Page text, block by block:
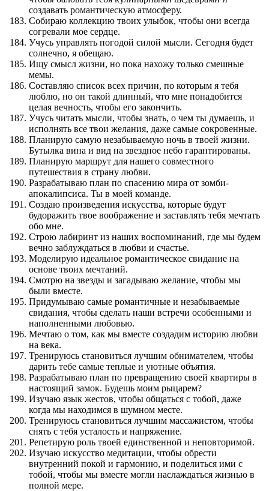
создавать романтическую атмосферу.
Собираю коллекцию твоих улыбок, чтобы они всегда
согревали мое сердце.
Учусь управлять погодой силой мысли. Сегодня будет
солнечно, я обещаю.
Ищу смысл жизни, но пока нахожу только смешные
мемы.
Составляю список всех причин, по которым я тебя
люблю, но он такой длинный, что мне понадобится
целая вечность, чтобы его закончить.
Учусь читать мысли, чтобы знать, о чем ты думаешь, и
исполнять все твои желания, даже самые сокровенные.
Планирую самую незабываемую ночь в твоей жизни.
Бутылка вина и вид на звездное небо гарантированы.
Планирую маршрут для нашего совместного
путешествия в страну любви.
Разрабатываю план по спасению мира от зомби-
апокалипсиса. Ты в моей команде.
Создаю произведения искусства, которые будут
будоражить твое воображение и заставлять тебя мечтать
обо мне.
Строю лабиринт из наших воспоминаний, где мы будем
вечно заблуждаться в любви и счастье.
Моделирую идеальное романтическое свидание на
основе твоих мечтаний.
Смотрю на звезды и загадываю желание, чтобы мы
были вместе.
Придумываю самые романтичные и незабываемые
свидания, чтобы сделать наши встречи особенными и
наполненными любовью.
Мечтаю о том, как мы вместе создадим историю любви
на века.
Тренируюсь становиться лучшим обнимателем, чтобы
дарить тебе самые теплые и уютные объятия.
Разрабатываю план по превращению своей квартиры в
настоящий замок. Будешь моим рыцарем?
Изучаю язык жестов, чтобы общаться с тобой, даже
когда мы находимся в шумном месте.
Тренируюсь становиться лучшим массажистом, чтобы
снять с тебя усталость и напряжение.
Репетирую роль твоей единственной и неповторимой.
Изучаю искусство медитации, чтобы обрести
внутренний покой и гармонию, и поделиться ими с
тобой, чтобы мы вместе могли наслаждаться жизнью в
полной мере.